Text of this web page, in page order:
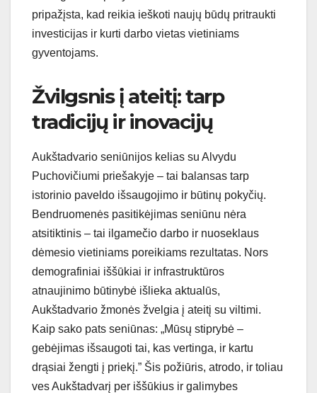
pripažįsta, kad reikia ieškoti naujų būdų pritraukti
investicijas ir kurti darbo vietas vietiniams
gyventojams.
Žvilgsnis į ateitį: tarp
tradicijų ir inovacijų
Aukštadvario seniūnijos kelias su Alvydu
Puchovičiumi priešakyje – tai balansas tarp
istorinio paveldo išsaugojimo ir būtinų pokyčių.
Bendruomenės pasitikėjimas seniūnu nėra
atsitiktinis – tai ilgamečio darbo ir nuoseklaus
dėmesio vietiniams poreikiams rezultatas. Nors
demografiniai iššūkiai ir infrastruktūros
atnaujinimo būtinybė išlieka aktualūs,
Aukštadvario žmonės žvelgia į ateitį su viltimi.
Kaip sako pats seniūnas: „Mūsų stiprybė –
gebėjimas išsaugoti tai, kas vertinga, ir kartu
drąsiai žengti į priekį.” Šis požiūris, atrodo, ir toliau
ves Aukštadvarį per iššūkius ir galimybes